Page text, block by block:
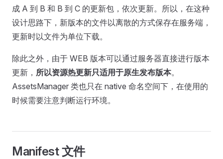
成 A 到 B 和 B 到 C 的更新包，依次更新。所以，在这种
设计思路下，新版本的文件以离散的方式保存在服务端，
更新时以文件为单位下载。
除此之外，由于 WEB 版本可以通过服务器直接进行版本
更新， 所以资源热更新只适用于原生发布版本。
AssetsManager 类也只在 native 命名空间下，在使用的
时候需要注意判断运行环境。
Manifest 文件